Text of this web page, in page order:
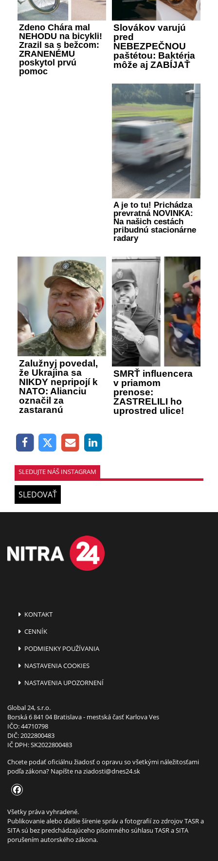
Zdeno Chára mal
NEHODU na bicykli!
Zrazil sa s bežcom:
ZRANENÉMU
poskytol prvú
pomoc
Slovákov varujú
pred
NEBEZPEČNOU
paštétou: Baktéria
môže aj ZABÍJAŤ
A je to tu! Prichádza
prevratná NOVINKA:
Na našich cestách
pribudnú stacionárne
radary
Zalužnyj povedal,
že Ukrajina sa
NIKDY nepripojí k
NATO: Alianciu
označil za
zastaranú
SMRŤ influencera
v priamom
prenose:
ZASTRELILI ho
uprostred ulice!
SLEDUJTE NÁŠ INSTAGRAM
SLEDOVAŤ
KONTAKT
CENNÍK
PODMIENKY POUŽÍVANIA
NASTAVENIA COOKIES
NASTAVENIA UPOZORNENÍ
Global 24, s.r.o.
Borská 6 841 04 Bratislava - mestská časť Karlova Ves
IČO: 44710798
DIČ: 2022800483
IČ DPH: SK2022800483
Chcete podať oficiálnu žiadosť o opravu so všetkými náležitosťami
podľa zákona? Napíšte naziadosti@dnes24.sk
Všetky práva vyhradené.
Publikovanie alebo ďalšie šírenie správ a fotografií zo zdrojov TASR a
SITA sú bez predchádzajúceho písomného súhlasu TASR a SITA
porušením autorského zákona.